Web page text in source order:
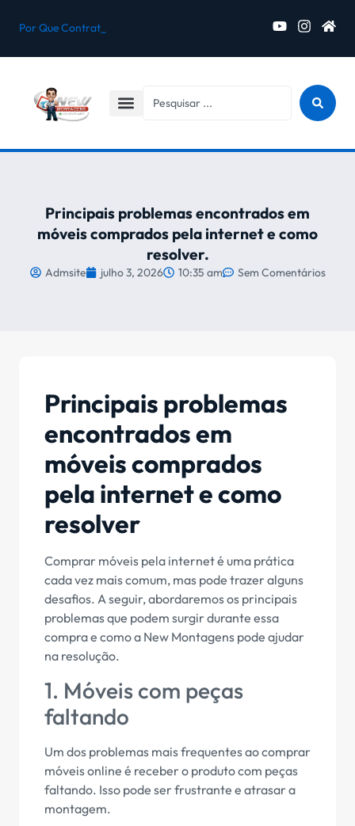
Por Que Contratar um Montador d
Principais problemas encontrados em
móveis comprados pela internet e como
resolver.
Admsite julho 3, 2026 10:35 am Sem Comentários
Principais problemas
encontrados em
móveis comprados
pela internet e como
resolver
Comprar móveis pela internet é uma prática
cada vez mais comum, mas pode trazer alguns
desafios. A seguir, abordaremos os principais
problemas que podem surgir durante essa
compra e como a New Montagens pode ajudar
na resolução.
1. Móveis com peças
faltando
Um dos problemas mais frequentes ao comprar
móveis online é receber o produto com peças
faltando. Isso pode ser frustrante e atrasar a
montagem.